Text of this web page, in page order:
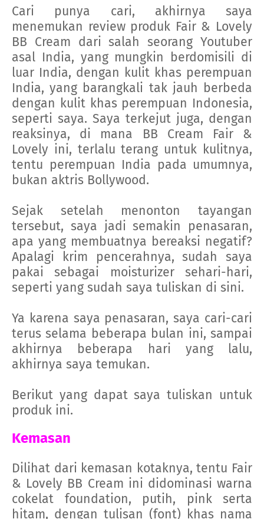
Cari punya cari, akhirnya saya
menemukan review produk Fair & Lovely
BB Cream dari salah seorang Youtuber
asal India, yang mungkin berdomisili di
luar India, dengan kulit khas perempuan
India, yang barangkali tak jauh berbeda
dengan kulit khas perempuan Indonesia,
seperti saya. Saya terkejut juga, dengan
reaksinya, di mana BB Cream Fair &
Lovely ini, terlalu terang untuk kulitnya,
tentu perempuan India pada umumnya,
bukan aktris Bollywood.
Sejak setelah menonton tayangan
tersebut, saya jadi semakin penasaran,
apa yang membuatnya bereaksi negatif?
Apalagi krim pencerahnya, sudah saya
pakai sebagai moisturizer sehari-hari,
seperti yang sudah saya tuliskan di sini.
Ya karena saya penasaran, saya cari-cari
terus selama beberapa bulan ini, sampai
akhirnya beberapa hari yang lalu,
akhirnya saya temukan.
Berikut yang dapat saya tuliskan untuk
produk ini.
Kemasan
Dilihat dari kemasan kotaknya, tentu Fair
& Lovely BB Cream ini didominasi warna
cokelat foundation, putih, pink serta
hitam, dengan tulisan (font) khas nama